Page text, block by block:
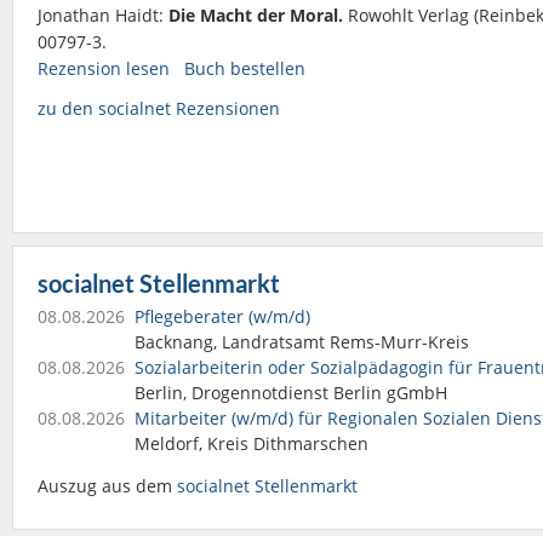
Jonathan Haidt: Die Macht der Moral. Rowohlt Verlag
00797-3.
Rezension lesen
Buch bestellen
zu den socialnet Rezensionen
socialnet Stellenmarkt
08.08.2026 Pflegeberater (w/m/d)
Backnang, Landratsamt Rems-Murr-Kreis
08.08.2026 Sozialarbeiterin oder Sozialpädagogin für
Berlin, Drogennotdienst Berlin gGmbH
08.08.2026 Mitarbeiter (w/m/d) für Regionalen Sozialen
Meldorf, Kreis Dithmarschen
Auszug aus dem socialnet Stellenmarkt